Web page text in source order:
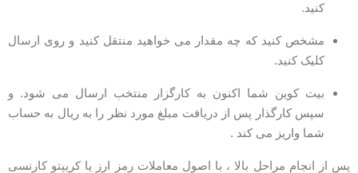
کنید.
مشخص کنید که چه مقدار می خواهید منتقل کنید و روی ارسال
کلیک کنید.
بیت کوین شما اکنون به کارگزار منتخب ارسال می شود. و
سپس کارگذار پس از دریافت مبلغ مورد نظر را به ریال به حساب
شما واریز می کند .
از انجام مراحل بالا ، با اصول معاملات رمز ارز یا کریپتو کارنسی